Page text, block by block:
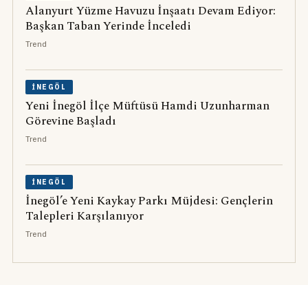
Alanyurt Yüzme Havuzu İnşaatı Devam Ediyor:
Başkan Taban Yerinde İnceledi
Trend
İNEGÖL
Yeni İnegöl İlçe Müftüsü Hamdi Uzunharman
Görevine Başladı
Trend
İNEGÖL
İnegöl’e Yeni Kaykay Parkı Müjdesi: Gençlerin
Talepleri Karşılanıyor
Trend